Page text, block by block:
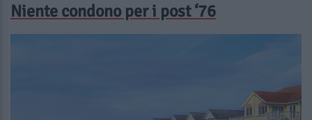
Niente condono per i post ‘76